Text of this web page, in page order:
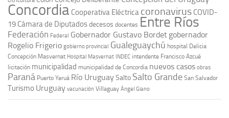
Concordia Cooperativa Eléctrica coronavirus COVID-
19 Cámara de Diputadosdecesos docentes Entre Ríos
Federación Federal Gobernador Gustavo Bordet gobernador
Rogelio Frigerio gobierno provincial Gualeguaychú hospital Delicia
Concepción Masvernat Hospital Masvernat INDEC intendente Francisco Azcué
licitación municipalidad municipalidad de Concordia nuevos casos obras
Paraná Puerto Yeruá Río UruguaySalto Salto Grande San Salvador
Turismo Uruguay vacunación Villaguay Ángel Giano